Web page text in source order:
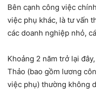
Bên cạnh công việc
việc phụ khác, là tư vấn
các doanh nghiệp nhỏ,
Khoảng 2 năm trở lại
Thảo (bao gồm lương
việc phụ) thường không